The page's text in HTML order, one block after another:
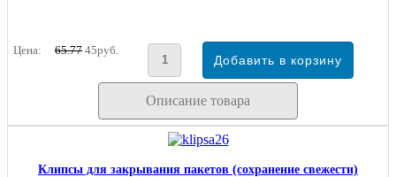
Цена: 65.77 45руб.
Описание товара
Клипсы для закрывания пакетов (сохранение свежести)